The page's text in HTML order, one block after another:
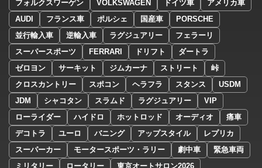
フォルクスワーゲン
VOLKSWAGEN ドイツ車
アメリカ車
AUDI
フランス車 ポルシェ 国産車
PORSCHE
並行輸入車
逆輸入車 ラグジュアリー
フェラーリ
スーパースポーツ
FERRARI ドリフト
ダートラ
ゼロヨン
サーキット ジムカーナ ストリート
峠
クロスカントリー
スポコン ヘラフラ スタンス
USDM
JDM
シャコタン スラムド ラグジュアリー
VIP
ローライダー
ハイドロ ホットロッド オーディオ
痛車
デコトラ
ユーロ バニング アップスタイル
レプリカ
スーパーカー
モータースポーツ・ラリー 劇中車
緊急車両
ミリタリー
ロータリー
東京オートサロン2026